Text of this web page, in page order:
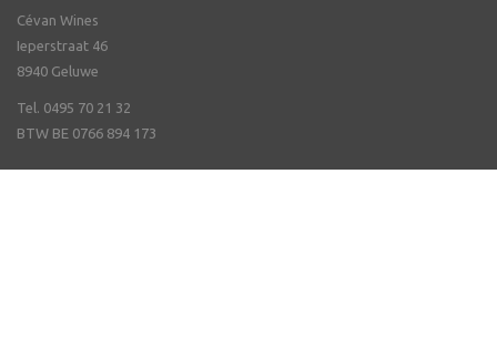
Cévan Wines
Ieperstraat 46
8940 Geluwe
Tel. 0495 70 21 32
BTW BE 0766 894 173